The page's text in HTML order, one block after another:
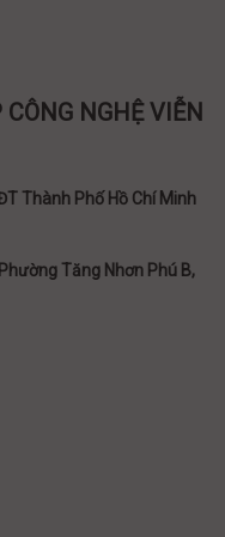
NGHỆ VIỄN
Thành Phố Hồ Chí Minh
Tăng Nhơn Phú B,